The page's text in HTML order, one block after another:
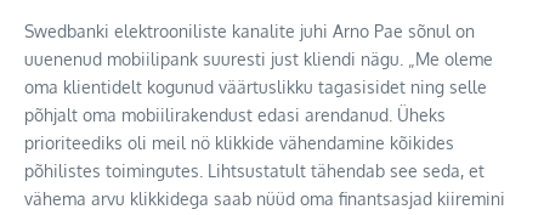
Swedbanki elektrooniliste kanalite juhi Arno Pae sõnul on
uuenenud mobiilipank suuresti just kliendi nägu. „Me oleme
oma klientidelt kogunud väärtuslikku tagasisidet ning selle
põhjalt oma mobiilirakendust edasi arendanud. Üheks
prioriteediks oli meil nö klikkide vähendamine kõikides
põhilistes toimingutes. Lihtsustatult tähendab see seda, et
vähema arvu klikkidega saab nüüd oma finantsasjad kiiremini